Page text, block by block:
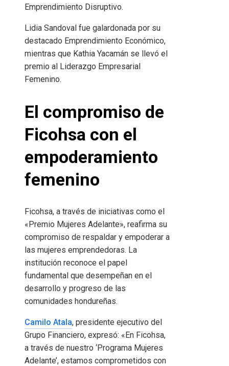
Emprendimiento Disruptivo.
Lidia Sandoval fue galardonada por su
destacado Emprendimiento Económico,
mientras que Kathia Yacamán se llevó el
premio al Liderazgo Empresarial
Femenino.
El compromiso de
Ficohsa con el
empoderamiento
femenino
Ficohsa, a través de iniciativas como el
«Premio Mujeres Adelante», reafirma su
compromiso de respaldar y empoderar a
las mujeres emprendedoras. La
institución reconoce el papel
fundamental que desempeñan en el
desarrollo y progreso de las
comunidades hondureñas.
Camilo Atala, presidente ejecutivo del
Grupo Financiero, expresó: «En Ficohsa,
a través de nuestro ‘Programa Mujeres
Adelante’, estamos comprometidos con